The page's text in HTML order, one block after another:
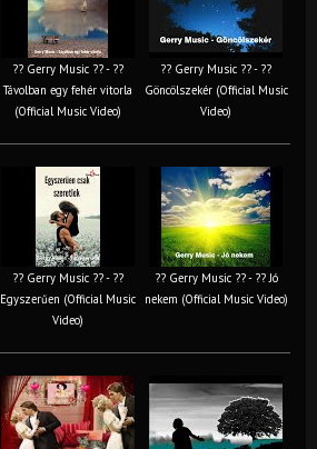
?? Gerry Music ?? - ??
Távolban egy fehér vitorla
(Official Music Video)
?? Gerry Music ?? - ??
Göncölszekér (Official Music
Video)
?? Gerry Music ?? - ??
Egyszerűen (Official Music
Video)
?? Gerry Music ?? - ?? Jó
nekem (Official Music Video)